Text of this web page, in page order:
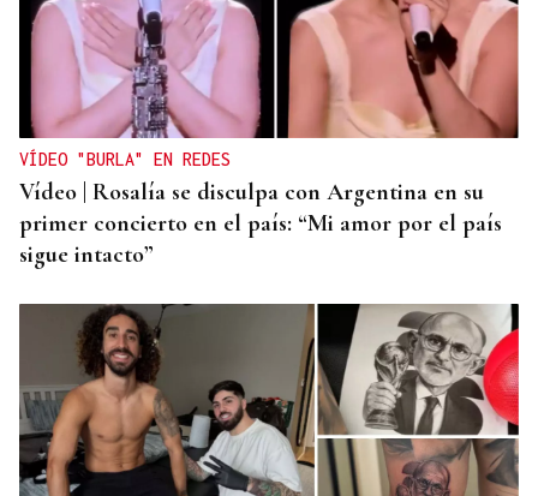
VÍDEO "BURLA" EN REDES
Vídeo | Rosalía se disculpa con Argentina en su
primer concierto en el país: “Mi amor por el país
sigue intacto”